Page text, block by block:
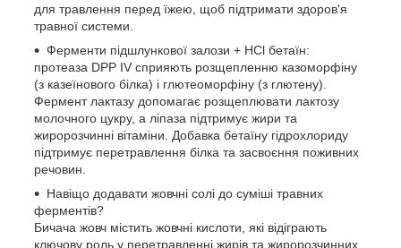
для травлення перед їжею, щоб підтримати здоров'я
травної системи.
Ферменти підшлункової залози + HCl бетаїн:
протеаза DPP IV сприяють розщепленню казоморфіну
(з казеїнового білка) і глютеоморфіну (з глютену).
Фермент лактазу допомагає розщеплювати лактозу
молочного цукру, а ліпаза підтримує жири та
жиророзчинні вітаміни. Добавка бетаїну гідрохлориду
підтримує перетравлення білка та засвоєння поживних
речовин.
Навіщо додавати жовчні солі до суміші травних
ферментів?
Бичача жовч містить жовчні кислоти, які відіграють
ключову роль у перетравленні жирів та жиророзчинних